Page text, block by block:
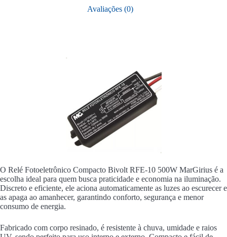
Avaliações (0)
O Relé Fotoeletrônico Compacto Bivolt RFE-10 500W MarGirius é a
escolha ideal para quem busca praticidade e economia na iluminação.
Discreto e eficiente, ele aciona automaticamente as luzes ao escurecer e
as apaga ao amanhecer, garantindo conforto, segurança e menor
consumo de energia.
Fabricado com corpo resinado, é resistente à chuva, umidade e raios